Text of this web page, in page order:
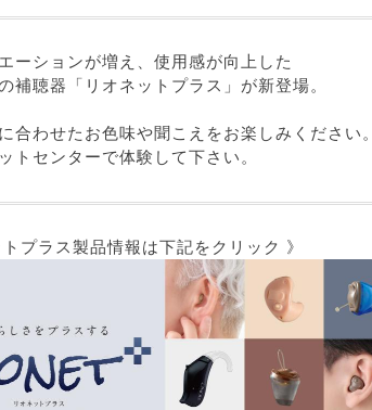
ーションが増え、使用感が向上した
補聴器「リオネットプラス」が新登場。
合わせたお色味や聞こえをお楽しみください。
トセンターで体験して下さい。
トプラス製品情報は下記をクリック 》